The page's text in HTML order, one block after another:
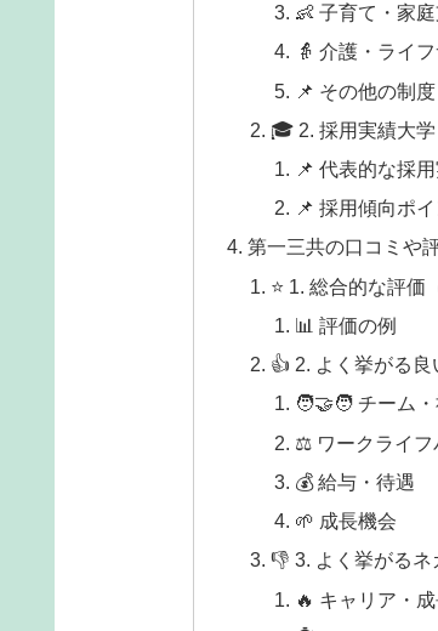
👶 子育て・家
👵 介護・ライ
📌 その他の制度
🎓 2. 採用実績大学
📌 代表的な採
📌 採用傾向ポイ
第一三共の口コミや
⭐️ 1. 総合的な評価
📊 評価の例
👍 2. よく挙がる良
🧑‍🤝‍🧑 チーム
⚖️ ワークライフ
💰 給与・待遇
🌱 成長機会
👎 3. よく挙がるネ
🔥 キャリア・